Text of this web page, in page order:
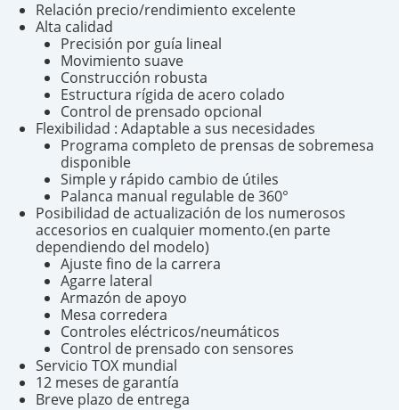
Relación precio/rendimiento excelente
Alta calidad
Precisión por guía lineal
Movimiento suave
Construcción robusta
Estructura rígida de acero colado
Control de prensado opcional
Flexibilidad : Adaptable a sus necesidades
Programa completo de prensas de sobremesa
disponible
Simple y rápido cambio de útiles
Palanca manual regulable de 360°
Posibilidad de actualización de los numerosos
accesorios en cualquier momento.(en parte
dependiendo del modelo)
Ajuste fino de la carrera
Agarre lateral
Armazón de apoyo
Mesa corredera
Controles eléctricos/neumáticos
Control de prensado con sensores
Servicio TOX mundial
12 meses de garantía
Breve plazo de entrega